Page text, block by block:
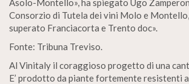
Asolo-Montello», ha spiegato Ugo
Consorzio di Tutela dei vini Molo e
superato Franciacorta e Trento doc».
Fonte: Tribuna Treviso.
Al Vinitaly il coraggioso progetto di una
E’ prodotto da piante fortemente resistenti